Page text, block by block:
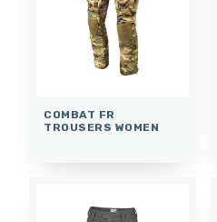
COMBAT FR
TROUSERS WOMEN